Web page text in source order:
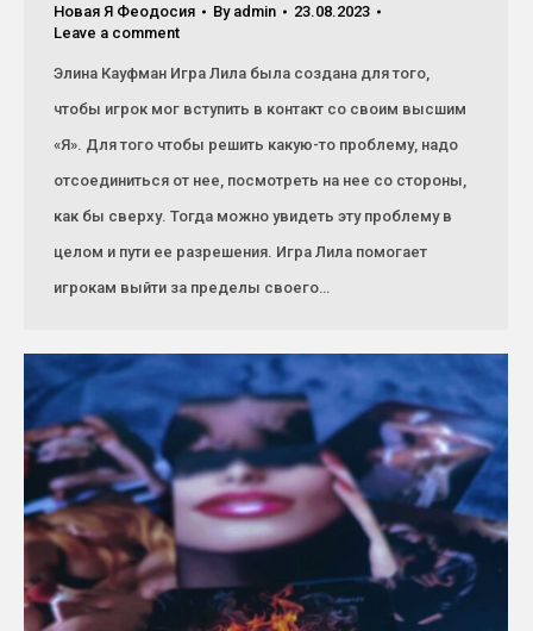
Новая Я Феодосия By admin
23.08.2023
Leave a comment
Элина Кауфман Игра Лила была создана для того,
чтобы игрок мог вступить в контакт со своим высшим
«Я». Для того чтобы решить какую-то проблему, надо
отсоединиться от нее, посмотреть на нее со стороны,
как бы сверху. Тогда можно увидеть эту проблему в
целом и пути ее разрешения. Игра Лила помогает
игрокам выйти за пределы своего…